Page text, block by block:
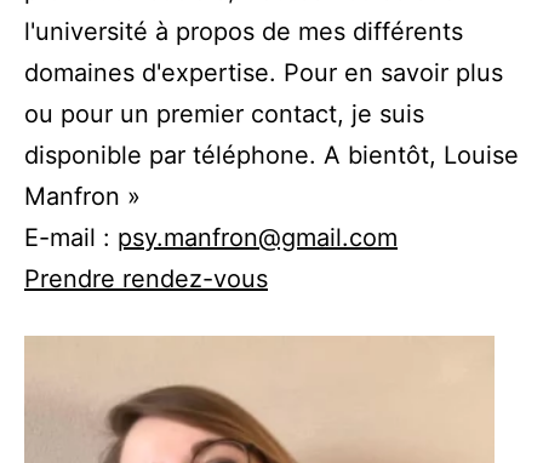
l'université à propos de mes différents
domaines d'expertise. Pour en savoir plus
ou pour un premier contact, je suis
disponible par téléphone. A bientôt, Louise
Manfron »
E-mail : psy.manfron@gmail.com
Prendre rendez-vous